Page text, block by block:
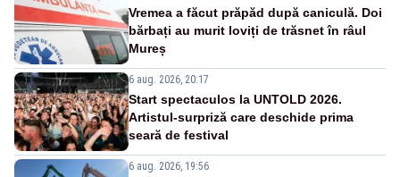
Vremea a făcut prăpăd după caniculă. Doi
bărbați au murit loviți de trăsnet în râul
Mureș
6 aug. 2026, 20:17
Start spectaculos la UNTOLD 2026.
Artistul-surpriză care deschide prima
seară de festival
6 aug. 2026, 19:56